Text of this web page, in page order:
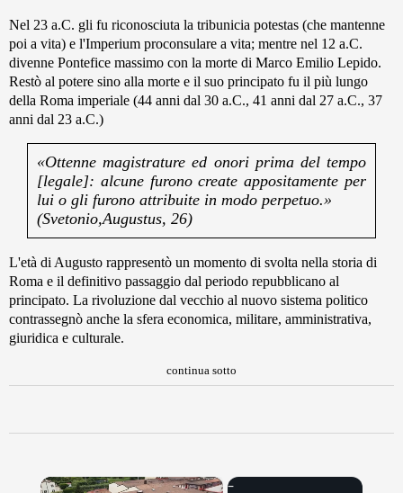
Nel 23 a.C. gli fu riconosciuta la tribunicia potestas (che mantenne
poi a vita) e l'Imperium proconsulare a vita; mentre nel 12 a.C.
divenne Pontefice massimo con la morte di Marco Emilio Lepido.
Restò al potere sino alla morte e il suo principato fu il più lungo
della Roma imperiale (44 anni dal 30 a.C., 41 anni dal 27 a.C., 37
anni dal 23 a.C.)
«Ottenne magistrature ed onori prima del tempo
[legale]: alcune furono create appositamente per
lui o gli furono attribuite in modo perpetuo.»
(Svetonio,Augustus, 26)
L'età di Augusto rappresentò un momento di svolta nella storia di
Roma e il definitivo passaggio dal periodo repubblicano al
principato. La rivoluzione dal vecchio al nuovo sistema politico
contrassegnò anche la sfera economica, militare, amministrativa,
giuridica e culturale.
continua sotto
×